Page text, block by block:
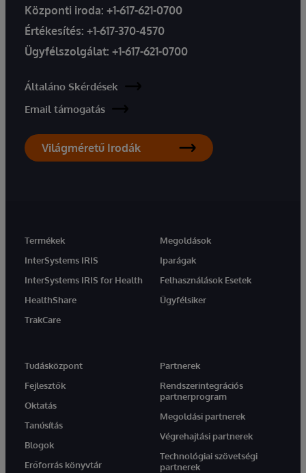
Központi iroda: +1-617-621-0700
Értékesítés: +1-617-370-4570
Ügyfélszolgálat: +1-617-621-0700
Általáno Skérdések
Email támogatás
Világméretű Irodák
Termékek
InterSystems IRIS
InterSystems IRIS for Health
HealthShare
TrakCare
Megoldások
Iparágak
Felhasználások Esetek
Ügyfélsiker
Tudásközpont
Fejlesztők
Oktatás
Tanúsítás
Blogok
Erőforrás könyvtár
Partnerek
Rendszerintegrációs
partnerprogram
Megoldási partnerek
Végrehajtási partnerek
Technológiai szövetségi
partnerek